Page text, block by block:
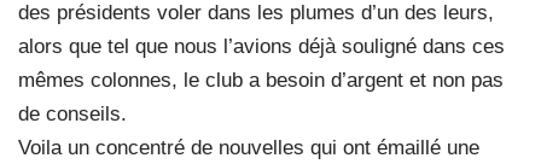
des présidents voler dans les plumes d’un des leurs,
alors que tel que nous l’avions déjà souligné dans ces
mêmes colonnes, le club a besoin d’argent et non pas
de conseils.
Voila un concentré de nouvelles qui ont émaillé une